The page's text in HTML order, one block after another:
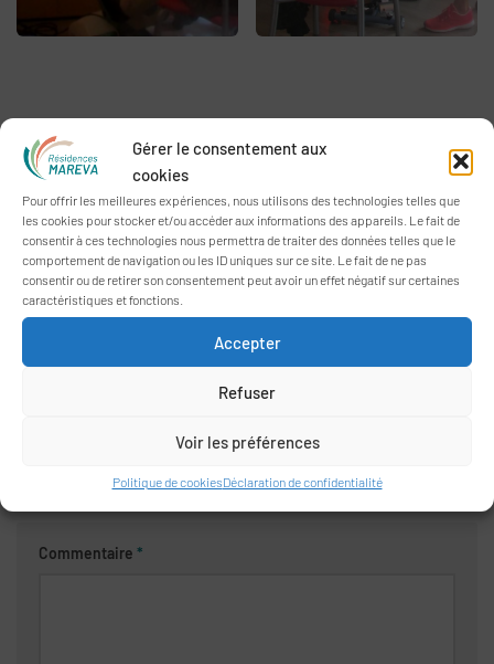
Gérer le consentement aux
cookies
Pour offrir les meilleures expériences, nous utilisons des technologies telles que
les cookies pour stocker et/ou accéder aux informations des appareils. Le fait de
consentir à ces technologies nous permettra de traiter des données telles que le
comportement de navigation ou les ID uniques sur ce site. Le fait de ne pas
consentir ou de retirer son consentement peut avoir un effet négatif sur certaines
caractéristiques et fonctions.
Accepter
Refuser
Voir les préférences
Politique de cookiesDéclaration de confidentialité
VOUS AIMEREZ AUSSI...
Vannes historique
« L’été indien » aux Oréades
LAISSER UN COMMENTAIRE
Commentaire *